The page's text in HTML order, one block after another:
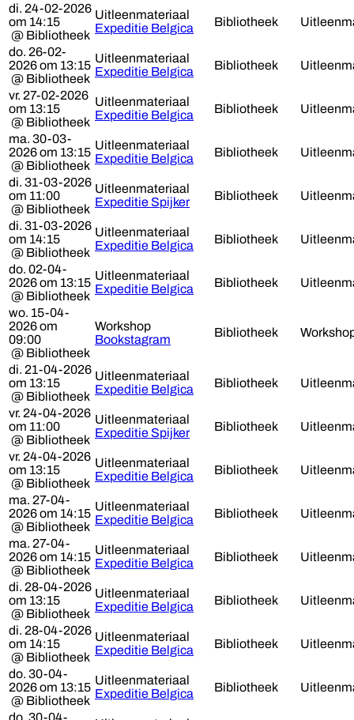
di. 24-02-2026
om 14:15
@ Bibliotheek
Uitleenmateriaal
Expeditie Belgica
Bibliotheek
do. 26-02-
2026 om 13:15
@ Bibliotheek
Uitleenmateriaal
Expeditie Belgica
Bibliotheek
vr. 27-02-2026
om 13:15
@ Bibliotheek
Uitleenmateriaal
Expeditie Belgica
Bibliotheek
ma. 30-03-
2026 om 13:15
@ Bibliotheek
Uitleenmateriaal
Expeditie Belgica
Bibliotheek
di. 31-03-2026
om 11:00
@ Bibliotheek
Uitleenmateriaal
Expeditie Spijker
Bibliotheek
di. 31-03-2026
om 14:15
@ Bibliotheek
Uitleenmateriaal
Expeditie Belgica
Bibliotheek
do. 02-04-
2026 om 13:15
@ Bibliotheek
Uitleenmateriaal
Expeditie Belgica
Bibliotheek
wo. 15-04-
2026 om
09:00
@ Bibliotheek
Workshop
Bookstagram
Bibliotheek
di. 21-04-2026
om 13:15
@ Bibliotheek
Uitleenmateriaal
Expeditie Belgica
Bibliotheek
vr. 24-04-2026
om 11:00
@ Bibliotheek
Uitleenmateriaal
Expeditie Spijker
Bibliotheek
vr. 24-04-2026
om 13:15
@ Bibliotheek
Uitleenmateriaal
Expeditie Belgica
Bibliotheek
ma. 27-04-
2026 om 14:15
@ Bibliotheek
Uitleenmateriaal
Expeditie Belgica
Bibliotheek
ma. 27-04-
2026 om 14:15
@ Bibliotheek
Uitleenmateriaal
Expeditie Belgica
Bibliotheek
di. 28-04-2026
om 13:15
@ Bibliotheek
Uitleenmateriaal
Expeditie Belgica
Bibliotheek
di. 28-04-2026
om 14:15
@ Bibliotheek
Uitleenmateriaal
Expeditie Belgica
Bibliotheek
do. 30-04-
2026 om 13:15
@ Bibliotheek
Uitleenmateriaal
Expeditie Belgica
Bibliotheek
do. 30-04-